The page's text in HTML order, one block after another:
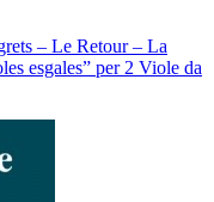
– Le Retour – La
esgales” per 2 Viole da